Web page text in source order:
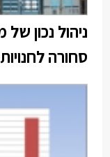
ניהול נכון
סחורה לחנויות